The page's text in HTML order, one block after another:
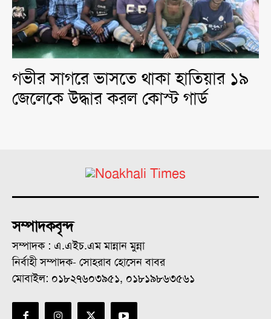
গভীর সাগরে ভাসতে থাকা হাতিয়ার ১৯
জেলেকে উদ্ধার করল কোস্ট গার্ড
সম্পাদকবৃন্দ
সম্পাদক : এ.এইচ.এম মান্নান মুন্না
নির্বাহী সম্পাদক- সোহরাব হোসেন বাবর
মোবাইল: ০১৮২৭৬০৩৯৫১, ০১৮১৯৮৬৩৫৬১